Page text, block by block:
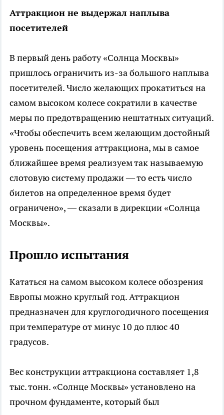
Аттракцион не выдержал наплыва
посетителей
В первый день работу «Солнца Москвы»
пришлось ограничить из-за большого наплыва
посетителей. Число желающих прокатиться на
самом высоком колесе сократили в качестве
меры по предотвращению нештатных ситуаций.
«Чтобы обеспечить всем желающим достойный
уровень посещения аттракциона, мы в самое
ближайшее время реализуем так называемую
слотовую систему продажи — то есть число
билетов на определенное время будет
ограничено», — сказали в дирекции «Солнца
Москвы».
Прошло испытания
Кататься на самом высоком колесе обозрения
Европы можно круглый год. Аттракцион
предназначен для круглогодичного посещения
при температуре от минус 10 до плюс 40
градусов.
Вес конструкции аттракциона составляет 1,8
тыс. тонн. «Солнце Москвы» установлено на
прочном фундаменте, который был